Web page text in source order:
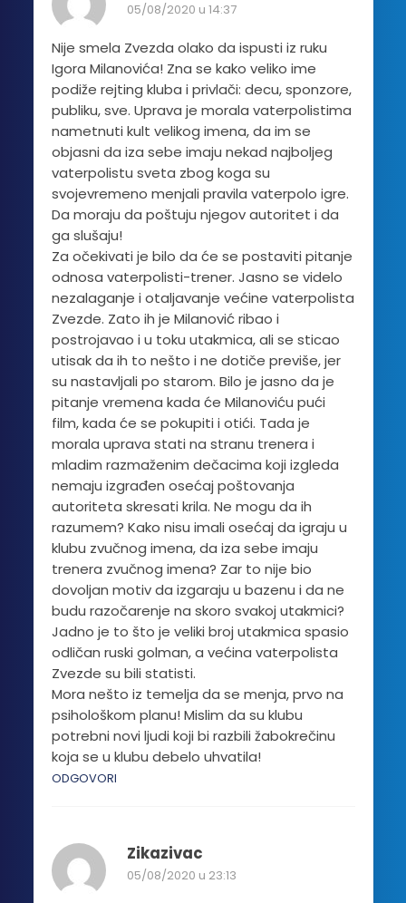
05/08/2020 u 14:37
Nije smela Zvezda olako da ispusti iz ruku
Igora Milanovića! Zna se kako veliko ime
podiže rejting kluba i privlači: decu, sponzore,
publiku, sve. Uprava je morala vaterpolistima
nametnuti kult velikog imena, da im se
objasni da iza sebe imaju nekad najboljeg
vaterpolistu sveta zbog koga su
svojevremeno menjali pravila vaterpolo igre.
Da moraju da poštuju njegov autoritet i da
ga slušaju!
Za očekivati je bilo da će se postaviti pitanje
odnosa vaterpolisti-trener. Jasno se videlo
nezalaganje i otaljavanje većine vaterpolista
Zvezde. Zato ih je Milanović ribao i
postrojavao i u toku utakmica, ali se sticao
utisak da ih to nešto i ne dotiče previše, jer
su nastavljali po starom. Bilo je jasno da je
pitanje vremena kada će Milanoviću pući
film, kada će se pokupiti i otići. Tada je
morala uprava stati na stranu trenera i
mladim razmaženim dečacima koji izgleda
nemaju izgrađen osećaj poštovanja
autoriteta skresati krila. Ne mogu da ih
razumem? Kako nisu imali osećaj da igraju u
klubu zvučnog imena, da iza sebe imaju
trenera zvučnog imena? Zar to nije bio
dovoljan motiv da izgaraju u bazenu i da ne
budu razočarenje na skoro svakoj utakmici?
Jadno je to što je veliki broj utakmica spasio
odličan ruski golman, a većina vaterpolista
Zvezde su bili statisti.
Mora nešto iz temelja da se menja, prvo na
psihološkom planu! Mislim da su klubu
potrebni novi ljudi koji bi razbili žabokrečinu
koja se u klubu debelo uhvatila!
ODGOVORI
Zikazivac
05/08/2020 u 23:13